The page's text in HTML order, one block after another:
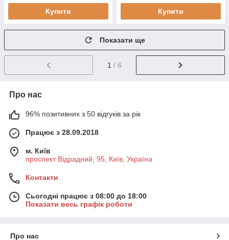
Купити Купити
Показати ще
1 / 6
Про нас
96% позитивних з 50 відгуків за рік
Працює з 28.09.2018
м. Київ
проспект Відрадний, 95, Київ, Україна
Контакти
Сьогодні працює з 08:00 до 18:00
Показати весь графік роботи
Про нас